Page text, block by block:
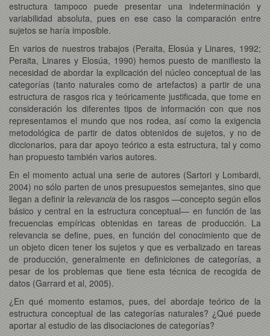
estructura tampoco puede presentar una indeterminación y
variabilidad absoluta, pues en ese caso la comparación entre
sujetos se haría imposible.
En varios de nuestros trabajos (Peraita, Elosúa y Linares, 1992;
Peraita, Linares y Elosúa, 1990) hemos puesto de manifiesto la
necesidad de abordar la explicación del núcleo conceptual de las
categorías (tanto naturales como de artefactos) a partir de una
estructura de rasgos rica y teóricamente justificada, que tome en
consideración los diferentes tipos de información con que nos
representamos el mundo que nos rodea, así como la exigencia
metodológica de partir de datos obtenidos de sujetos, y no de
diccionarios, para dar apoyo teórico a esta estructura, tal y como
han propuesto también varios autores.
En el momento actual una serie de autores (Sartori y Lombardi,
2004) no sólo parten de unos presupuestos semejantes, sino que
llegan a definir la relevancia de los rasgos —concepto según ellos
básico y central en la estructura conceptual— en función de las
frecuencias empíricas obtenidas en tareas de producción. La
relevancia se define, pues, en función del conocimiento que de
un objeto dicen tener los sujetos y que es verbalizado en tareas
de producción, generalmente en definiciones de categorías, a
pesar de los problemas que tiene esta técnica de recogida de
datos (Garrard et al, 2005).
¿En qué momento estamos, pues, del abordaje teórico de la
estructura conceptual de las categorías naturales? ¿Qué puede
aportar al estudio de las disociaciones de categorías?